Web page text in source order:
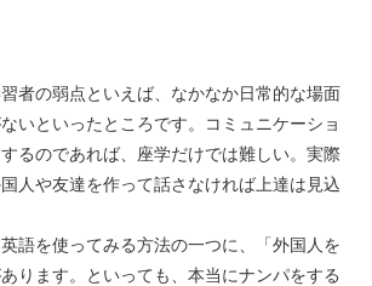
者の弱点といえば、なかなか日常的な場面
いといったところです。コミュニケーショ
るのであれば、座学だけでは難しい。実際
人や友達を作って話さなければ上達は見込
語を使ってみる方法の一つに、「外国人を
ります。といっても、本当にナンパをする